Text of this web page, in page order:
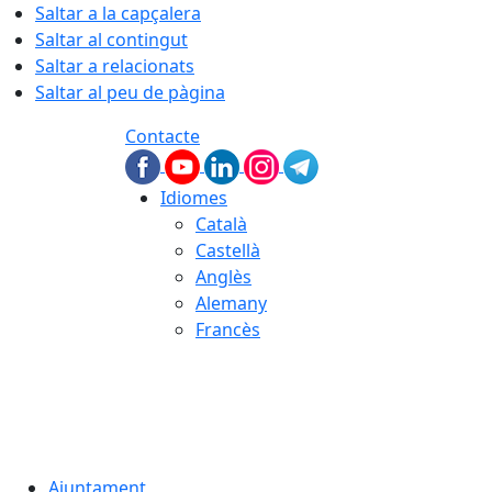
Saltar a la capçalera
Saltar al contingut
Saltar a relacionats
Saltar al peu de pàgina
Contacte
Idiomes
Català
Castellà
Anglès
Alemany
Francès